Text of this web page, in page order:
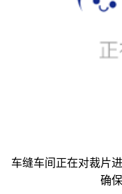
车缝车间正在对裁片
确